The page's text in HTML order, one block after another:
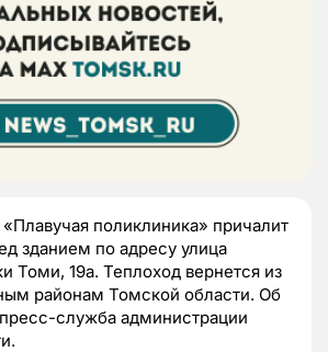
поликлиника» причалит
зданием по адресу улица
Томи, 19а. Теплоход вернется из
районам Томской области. Об
служба администрации